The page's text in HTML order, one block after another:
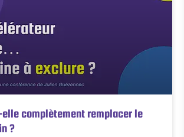
elle complètement remplacer le
?